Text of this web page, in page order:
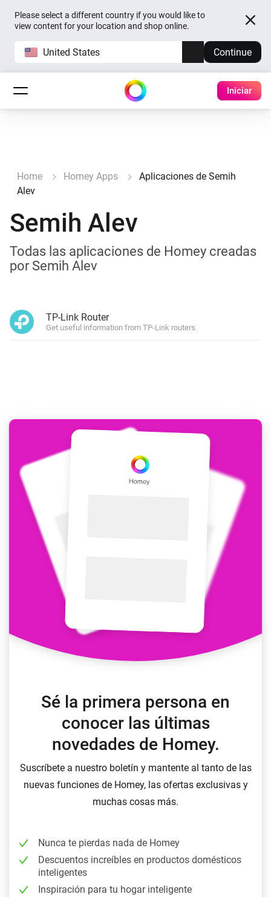
Please select a different country if you would like to
view content for your location and shop online.
United States Continue
Iniciar
Home Homey Apps
Aplicaciones de Semih
Alev
Semih Alev
Todas las aplicaciones de Homey creadas
por Semih Alev
TP-Link Router
Get useful information from TP-Link routers.
Sé la primera persona en
conocer las últimas
novedades de Homey.
Suscríbete a nuestro boletín y mantente al tanto de las
nuevas funciones de Homey, las ofertas exclusivas y
muchas cosas más.
Nunca te pierdas nada de Homey
Descuentos increíbles en productos domésticos
inteligentes
Inspiración para tu hogar inteligente